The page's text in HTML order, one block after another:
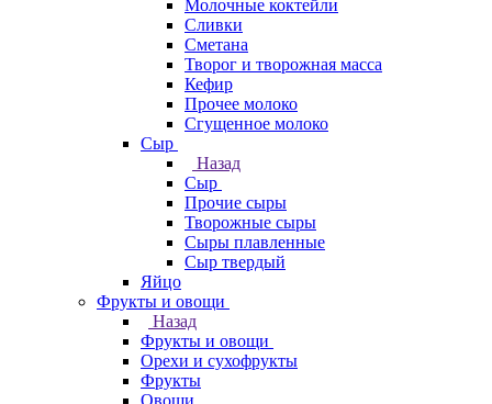
Молочные коктейли
Сливки
Сметана
Творог и творожная масса
Кефир
Прочее молоко
Сгущенное молоко
Сыр
Назад
Сыр
Прочие сыры
Творожные сыры
Сыры плавленные
Сыр твердый
Яйцо
Фрукты и овощи
Назад
Фрукты и овощи
Орехи и сухофрукты
Фрукты
Овощи